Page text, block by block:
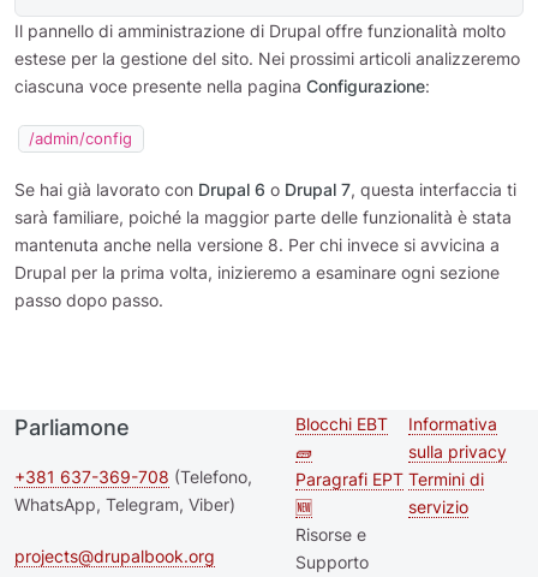
Il pannello di amministrazione di Drupal offre funzionalità molto
estese per la gestione del sito. Nei prossimi articoli analizzeremo
ciascuna voce presente nella pagina Configurazione:
/admin/config
Se hai già lavorato con Drupal 6 o Drupal 7, questa interfaccia ti
sarà familiare, poiché la maggior parte delle funzionalità è stata
mantenuta anche nella versione 8. Per chi invece si avvicina a
Drupal per la prima volta, inizieremo a esaminare ogni sezione
passo dopo passo.
Parliamone
+381 637-369-708 (Telefono,
WhatsApp, Telegram, Viber)
projects@drupalbook.org
Second
footer
menu
Blocchi EBT
🧱
Paragrafi EPT
🆕
Risorse e
Supporto
Footer
Informativa
sulla privacy
Termini di
servizio